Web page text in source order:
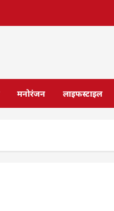
मनोरंजन लाइफस्टाइल